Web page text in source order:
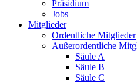
Präsidium
Jobs
Mitglieder
Ordentliche Mitglieder
Außerordentliche
Säule A
Säule B
Säule C